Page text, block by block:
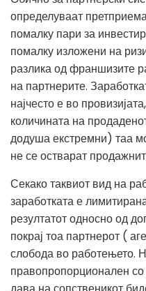
определуваат
помалку пари за
помалку изложени на
разлика од франшизите
на партнерите.
најчесто е во
количината на
додуша екстремни) таа
не се остварат
Секако таквиот вид на
заработката е
резултатот односно од
покрај тоа партнерот (
слобода во работењето.
правопропорционален со